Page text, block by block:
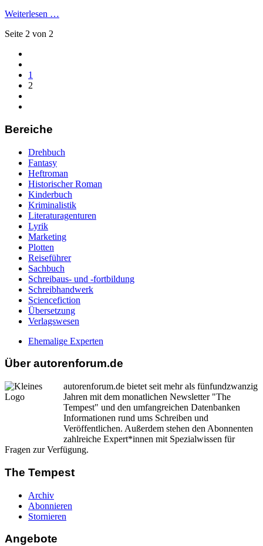
Weiterlesen …
Seite 2 von 2
1
2
Bereiche
Drehbuch
Fantasy
Heftroman
Historischer Roman
Kinderbuch
Kriminalistik
Literaturagenturen
Lyrik
Marketing
Plotten
Reiseführer
Sachbuch
Schreibaus- und -fortbildung
Schreibhandwerk
Sciencefiction
Übersetzung
Verlagswesen
Ehemalige Experten
Über autorenforum.de
autorenforum.de bietet seit mehr als fünfundzwanzig
Jahren mit dem monatlichen Newsletter "The
Tempest" und den umfangreichen Datenbanken
Informationen rund ums Schreiben und
Veröffentlichen. Außerdem stehen den Abonnenten
zahlreiche Expert*innen mit Spezialwissen für
Fragen zur Verfügung.
The Tempest
Archiv
Abonnieren
Stornieren
Angebote